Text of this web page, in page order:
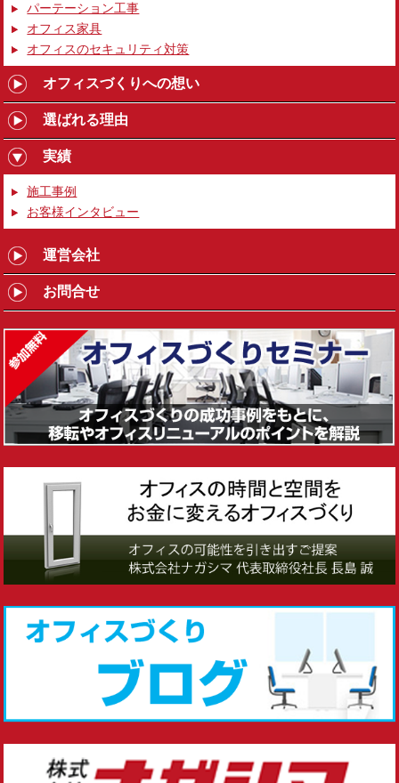
パーテーション工事
オフィス家具
オフィスのセキュリティ対策
オフィスづくりへの想い
選ばれる理由
実績
施工事例
お客様インタビュー
運営会社
お問合せ